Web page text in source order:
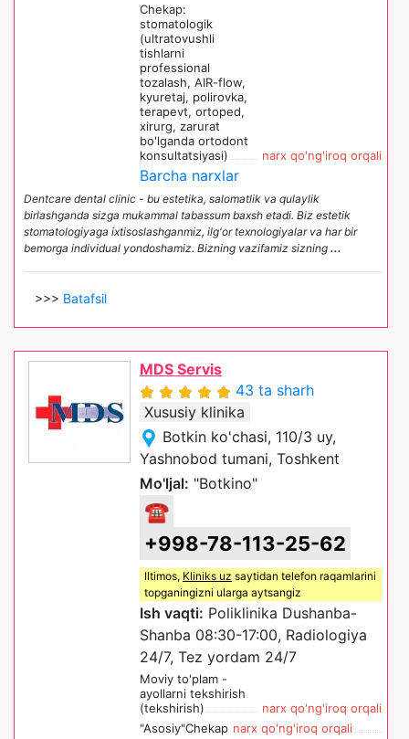
Chekap:
stomatologik
(ultratovushli
tishlarni
professional
tozalash, AIR-flow,
kyuretaj, polirovka,
terapevt, ortoped,
xirurg, zarurat
bo'lganda ortodont
konsultatsiyasi)
narx qo'ng'iroq orqali
Barcha narxlar
Dentcare dental clinic - bu estetika, salomatlik va qulaylik
birlashganda sizga mukammal tabassum baxsh etadi. Biz estetik
stomatologiyaga ixtisoslashganmiz, ilg'or texnologiyalar va har bir
bemorga individual yondoshamiz. Bizning vazifamiz sizning ...
>>> Batafsil
MDS Servis
43 ta sharh
Xususiy klinika
Botkin ko'chasi, 110/3 uy,
Yashnobod tumani, Toshkent
Mo'ljal: "Botkino"
☎
+998-78-113-25-62
Iltimos, Kliniks uz saytidan telefon raqamlarini
topganingizni ularga aytsangiz
Ish vaqti: Poliklinika Dushanba-
Shanba 08:30-17:00, Radiologiya
24/7, Tez yordam 24/7
Moviy to'plam -
ayollarni tekshirish
(tekshirish)
narx qo'ng'iroq orqali
"Asosiy"Chekap narx qo'ng'iroq orqali